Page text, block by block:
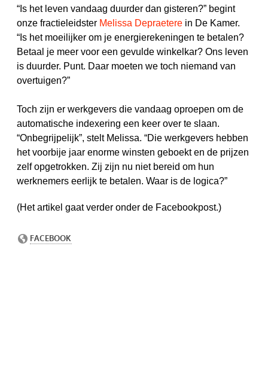
“Is het leven vandaag duurder dan gisteren?” begint
onze fractieleidster Melissa Depraetere in De Kamer.
“Is het moeilijker om je energierekeningen te betalen?
Betaal je meer voor een gevulde winkelkar? Ons leven
is duurder. Punt. Daar moeten we toch niemand van
overtuigen?”
Toch zijn er werkgevers die vandaag oproepen om de
automatische indexering een keer over te slaan.
“Onbegrijpelijk”, stelt Melissa. “Die werkgevers hebben
het voorbije jaar enorme winsten geboekt en de prijzen
zelf opgetrokken. Zij zijn nu niet bereid om hun
werknemers eerlijk te betalen. Waar is de logica?”
(Het artikel gaat verder onder de Facebookpost.)